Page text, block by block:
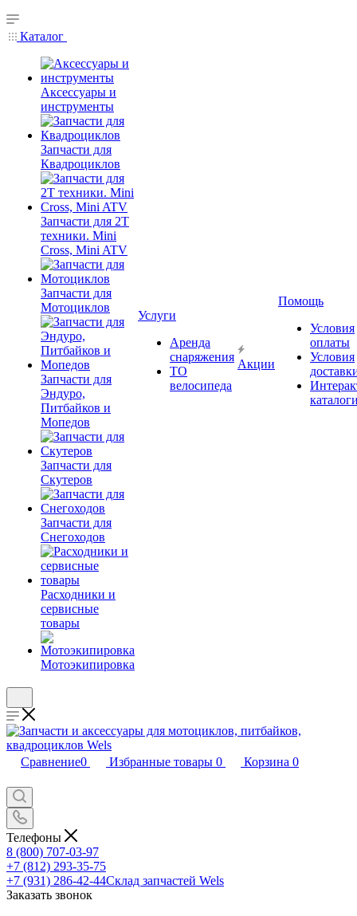
Каталог
Аксессуары и
инструменты
Запчасти для
Квадроциклов
Запчасти для 2T
техники. Mini
Cross, Mini ATV
Запчасти для
Мотоциклов
Запчасти для
Эндуро,
Питбайков и
Мопедов
Запчасти для
Скутеров
Запчасти для
Снегоходов
Расходники и
сервисные
товары
Мотоэкипировка
Услуги
Аренда
снаряжения
ТО
велосипеда
Акции
Помощь
Условия
оплаты
Условия
Сравнение0 Избранные товары 0 Корзина 0
Телефоны
8 (800) 707-03-97
+7 (812) 293-35-75
+7 (931) 286-42-44Склад запчастей Wels
Заказать звонок